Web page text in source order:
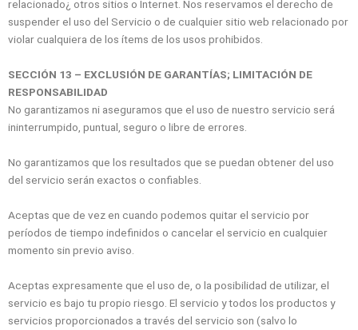
relacionado¿ otros sitios o Internet. Nos reservamos el derecho de
suspender el uso del Servicio o de cualquier sitio web relacionado por
violar cualquiera de los ítems de los usos prohibidos.
SECCIÓN 13 – EXCLUSIÓN DE GARANTÍAS; LIMITACIÓN DE
RESPONSABILIDAD
No garantizamos ni aseguramos que el uso de nuestro servicio será
ininterrumpido, puntual, seguro o libre de errores.
No garantizamos que los resultados que se puedan obtener del uso
del servicio serán exactos o confiables.
Aceptas que de vez en cuando podemos quitar el servicio por
períodos de tiempo indefinidos o cancelar el servicio en cualquier
momento sin previo aviso.
Aceptas expresamente que el uso de, o la posibilidad de utilizar, el
servicio es bajo tu propio riesgo. El servicio y todos los productos y
servicios proporcionados a través del servicio son (salvo lo